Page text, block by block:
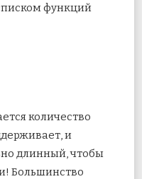
функций
количество
и
длинный, чтобы
Большинство